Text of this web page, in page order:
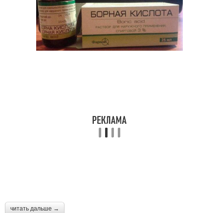
читать дальше →